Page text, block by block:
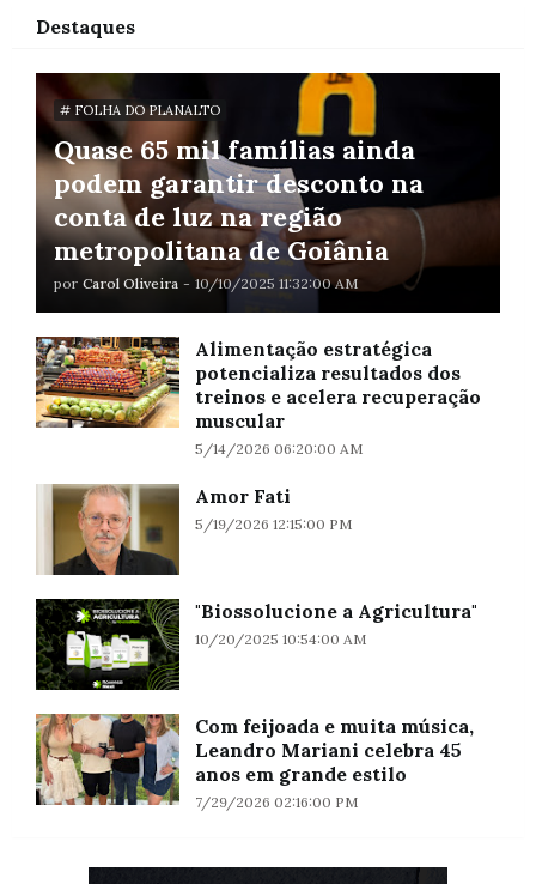
Destaques
# FOLHA DO PLANALTO
Quase 65 mil famílias ainda
podem garantir desconto na
conta de luz na região
metropolitana de Goiânia
por Carol Oliveira - 10/10/2025 11:32:00 AM
Alimentação estratégica
potencializa resultados dos
treinos e acelera recuperação
muscular
5/14/2026 06:20:00 AM
Amor Fati
5/19/2026 12:15:00 PM
"Biossolucione a Agricultura"
10/20/2025 10:54:00 AM
Com feijoada e muita música,
Leandro Mariani celebra 45
anos em grande estilo
7/29/2026 02:16:00 PM